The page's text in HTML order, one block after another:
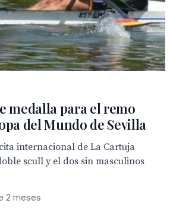
medalla para el remo
del Mundo de Sevilla
internacional de La Cartuja
scull y el dos sin masculinos
2 meses